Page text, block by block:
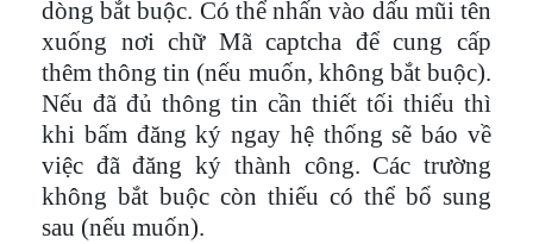
dòng bắt buộc. Có thể nhấn vào dấu mũi tên
xuống nơi chữ Mã captcha để cung cấp
thêm thông tin (nếu muốn, không bắt buộc).
Nếu đã đủ thông tin cần thiết tối thiểu thì
khi bấm đăng ký ngay hệ thống sẽ báo về
việc đã đăng ký thành công. Các trường
không bắt buộc còn thiếu có thể bổ sung
sau (nếu muốn).